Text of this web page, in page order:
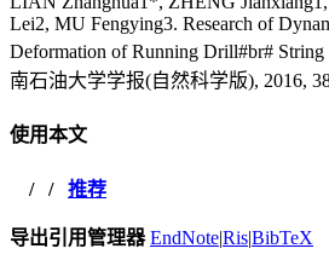
Lei2, MU Fengying3. Research of
Deformation of Running Drill#br#
南石油大学学报(自然科学版), 2016,
使用本文
/ / 推荐
导出引用管理器 EndNote|Ris|BibTeX